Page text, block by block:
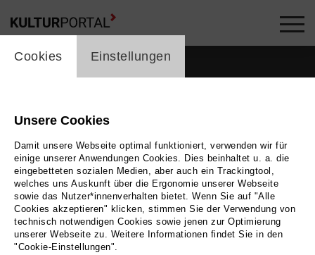
Zurück|Übersicht
cookie_layer
Cookies Einstellungen
Unsere Cookies
Damit unsere Webseite optimal funktioniert, verwenden wir für
einige unserer Anwendungen Cookies. Dies beinhaltet u. a. die
eingebetteten sozialen Medien, aber auch ein Trackingtool,
welches uns Auskunft über die Ergonomie unserer Webseite
sowie das Nutzer*innenverhalten bietet. Wenn Sie auf "Alle
Cookies akzeptieren" klicken, stimmen Sie der Verwendung von
technisch notwendigen Cookies sowie jenen zur Optimierung
unserer Webseite zu. Weitere Informationen findet Sie in den
"Cookie-Einstellungen".